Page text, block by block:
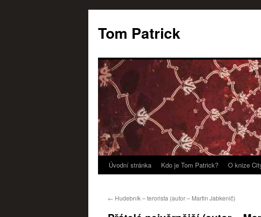
Tom Patrick
Přejít
obsahu
Úvodní stránka Kdo je Tom Patrick? O knize
← Hudebník – terorista (autor – Martin Jabkenič)